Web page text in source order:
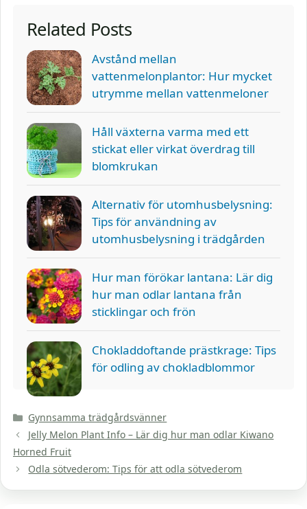
Related Posts
Avstånd mellan
vattenmelonplantor: Hur mycket
utrymme mellan vattenmeloner
Håll växterna varma med ett
stickat eller virkat överdrag till
blomkrukan
Alternativ för utomhusbelysning:
Tips för användning av
utomhusbelysning i trädgården
Hur man förökar lantana: Lär dig
hur man odlar lantana från
sticklingar och frön
Chokladdoftande prästkrage: Tips
för odling av chokladblommor
Kategorier
Gynnsamma trädgårdsvänner
Jelly Melon Plant Info – Lär dig hur man odlar Kiwano
Horned Fruit
Odla sötvederom: Tips för att odla sötvederom